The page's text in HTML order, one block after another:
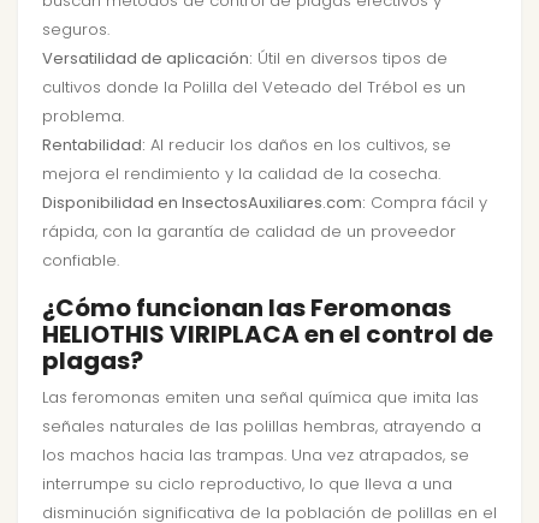
seguros.
Versatilidad de aplicación: Útil en diversos tipos de
cultivos donde la Polilla del Veteado del Trébol es un
problema.
Rentabilidad: Al reducir los daños en los cultivos, se
mejora el rendimiento y la calidad de la cosecha.
Disponibilidad en InsectosAuxiliares.com: Compra fácil y
rápida, con la garantía de calidad de un proveedor
confiable.
¿Cómo funcionan las Feromonas
HELIOTHIS VIRIPLACA en el control de
plagas?
Las feromonas emiten una señal química que imita las
señales naturales de las polillas hembras, atrayendo a
los machos hacia las trampas. Una vez atrapados, se
interrumpe su ciclo reproductivo, lo que lleva a una
disminución significativa de la población de polillas en el